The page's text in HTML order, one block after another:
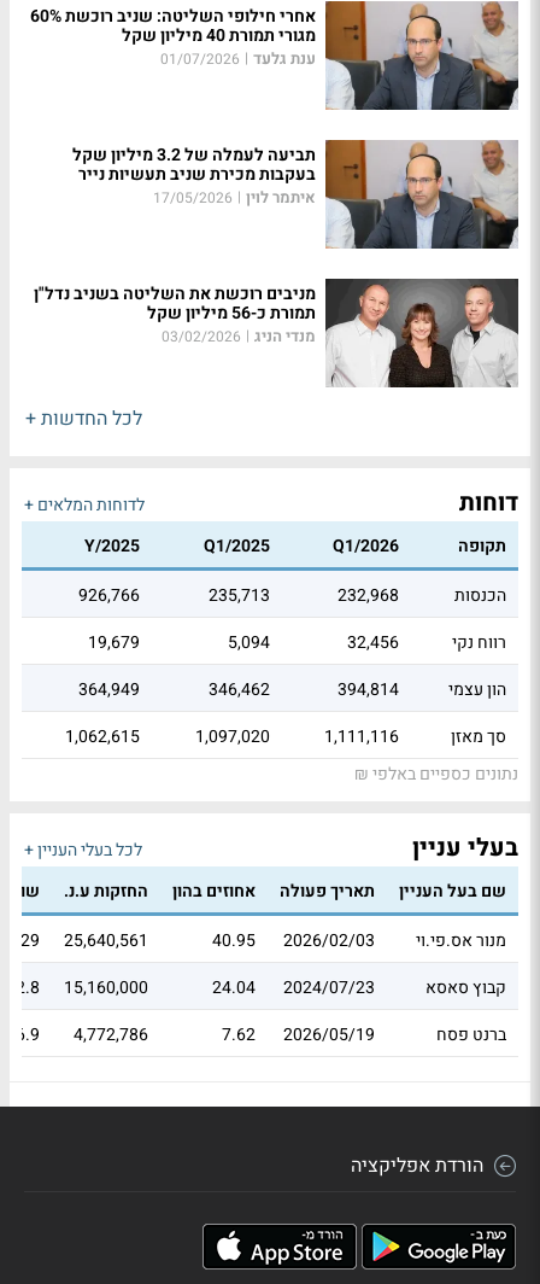
אחרי חילופי השליטה: שניב רוכשת 60%
מגורי תמורת 40 מיליון שקל
ענת גלעד |
01/07/2026
תביעה לעמלה של 3.2 מיליון שקל
בעקבות מכירת שניב תעשיות נייר
איתמר לוין |
17/05/2026
מניבים רוכשת את השליטה בשניב נדל"ן
תמורת כ-56 מיליון שקל
מנדי הניג |
03/02/2026
לכל החדשות +
דוחות
לדוחות המלאים +
תקופה
Q1/2026
Q1/2025
Y/2025
הכנסות
232,968
235,713
926,766
רווח נקי
32,456
5,094
19,679
הון עצמי
394,814
346,462
364,949
סך מאזן
1,111,116
1,097,020
1,062,615
נתונים כספיים באלפי ₪
בעלי עניין
לכל בעלי העניין +
שם בעל העניין
תאריך פעולה אחוזים בהון החזקות ע.נ.
מנור אס.פי.וי
2026/02/03
40.95
25,640,561
קבוץ סאסא
2024/07/23
24.04
15,160,000
ברנט פסח
2026/05/19
7.62
4,772,786
הורדת אפליקציה